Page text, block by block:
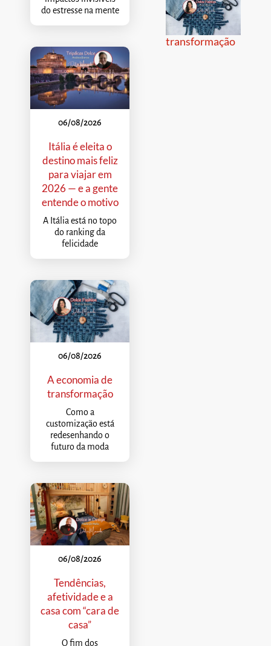
do estresse na mente
06/08/2026
Itália é eleita o
destino mais feliz
para viajar em
2026 — e a gente
entende o motivo
A Itália está no topo
do ranking da
felicidade
06/08/2026
A economia de
transformação
Como a
customização está
redesenhando o
futuro da moda
06/08/2026
Tendências,
afetividade e a
casa com “cara de
casa”
O fim dos
transformação